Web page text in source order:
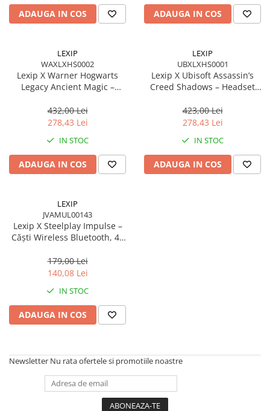
ADAUGA IN COS ADAUGA IN COS
LEXIP
WAXLXHS0002
Lexip X Warner Hogwarts
Legacy Ancient Magic –
Wireless/Wired, Bluetooth +
USB‑C, 50 mm, Blue/Gold
432,00 Lei
278,43 Lei
IN STOC
ADAUGA IN COS
LEXIP
UBXLXHS0001
Lexip X Ubisoft Assassin’s
Creed Shadows – Headset
2.4 GHz, 50 mm, 28h
423,00 Lei
278,43 Lei
IN STOC
ADAUGA IN COS
LEXIP
JVAMUL00143
Lexip X Steelplay Impulse –
Căști Wireless Bluetooth, 40
179,00 Lei
140,08 Lei
IN STOC
ADAUGA IN COS
Newsletter Nu rata ofertele si promotiile noastre